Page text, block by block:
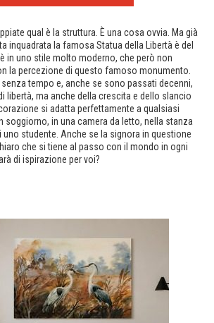
qual è la struttura. È una cosa ovvia. Ma già
inquadrata la famosa Statua della Libertà è del
in uno stile molto moderno, che però non
la percezione di questo famoso monumento.
senza tempo e, anche se sono passati decenni,
libertà, ma anche della crescita e dello slancio
si adatta perfettamente a qualsiasi
soggiorno, in una camera da letto, nella stanza
studente. Anche se la signora in questione
che si tiene al passo con il mondo in ogni
di ispirazione per voi?